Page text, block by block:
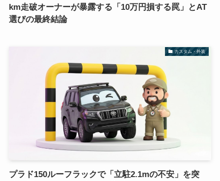
km走破オーナーが暴露する「10万円損する罠」とAT
選びの最終結論
カスタム・外装
プラド150ルーフラックで「立駐2.1mの不安」を突